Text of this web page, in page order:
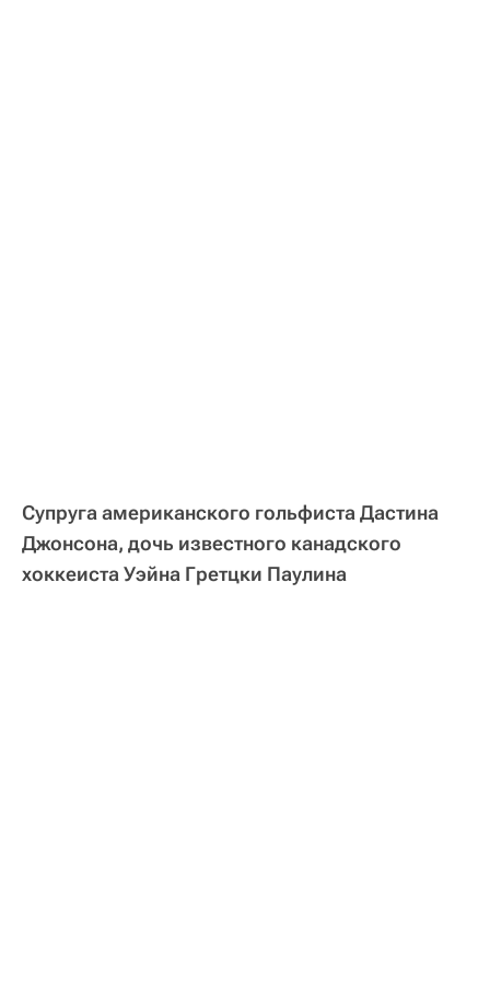
Супруга американского гольфиста Дастина
Джонсона, дочь известного канадского
хоккеиста Уэйна Гретцки Паулина